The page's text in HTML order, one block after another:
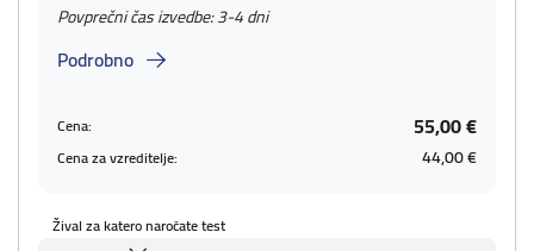
Povprečni čas izvedbe: 3-4 dni
Podrobno
Cena: 55,00 €
Cena za vzreditelje: 44,00 €
Žival za katero naročate test